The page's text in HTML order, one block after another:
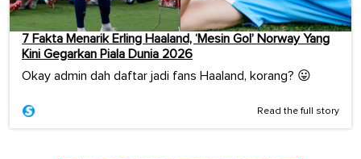
7 Fakta Menarik Erling Haaland, ‘Mesin Gol’ Norway Yang
Kini Gegarkan Piala Dunia 2026
Okay admin dah daftar jadi fans Haaland, korang? 😛
Read the full story